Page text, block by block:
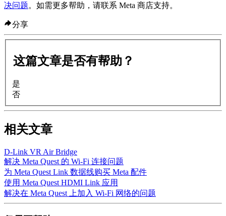
决问题。如需更多帮助，请联系 Meta 商店支持。
分享
这篇文章是否有帮助？
是
否
相关文章
D-Link VR Air Bridge
解决 Meta Quest 的 Wi-Fi 连接问题
为 Meta Quest Link 数据线购买 Meta 配件
使用 Meta Quest HDMI Link 应用
解决在 Meta Quest 上加入 Wi-Fi 网络的问题